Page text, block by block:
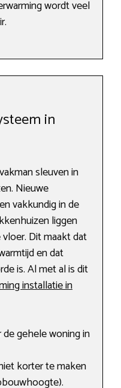
wordt veel
in
sleuven in
Nieuwe
vakkundig in de
liggen
Dit maakt dat
en dat
is. Al met al is dit
installatie in
gehele woning in
korter te maken